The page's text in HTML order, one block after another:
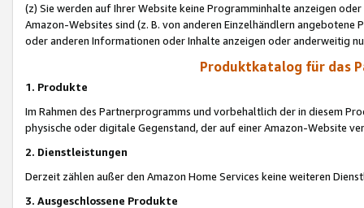
(z) Sie werden auf Ihrer Website keine Programminhalte anzeigen
Amazon-Websites sind (z. B. von anderen Einzelhändlern
oder anderen Informationen oder Inhalte anzeigen oder anderweitig
Produktkatalog für das
1. Produkte
Im Rahmen des Partnerprogramms und vorbehaltlich der in diesem
physische oder digitale Gegenstand, der auf einer Amazon-Website
2. Dienstleistungen
Derzeit zählen außer den Amazon Home Services keine weiteren
3. Ausgeschlossene Produkte